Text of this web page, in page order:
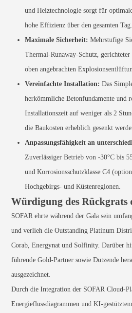
und Heiztechnologie sorgt für
hohe Effizienz über den gesamten Tag.
Maximale Sicherheit: Mehrstufige
Thermal-Runaway-Schutz,
oben angebrachten
Vereinfachte Installation: Das
herkömmliche Betonfundamente und
Installationszeit auf weniger als 2
die Baukosten erheblich gesenkt
Anpassungsfähigkeit an
Zuverlässiger Betrieb von -30°C bis
und Korrosionsschutzklasse C4
Hochgebirgs- und Küstenregionen.
Würdigung des Rückgrats
SOFAR ehrte während der Gala sein
und verlieh die Outstanding Platinum
Corab, Energynat und Solfinity. Darüber
führende Gold-Partner sowie Dutzende
ausgezeichnet.
Durch die Integration der SOFAR Cloud-
Energieflussdiagrammen und KI-